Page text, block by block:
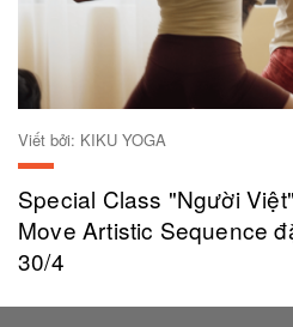
Viết bởi: KIKU YOGA
Special Class "Người
Move Artistic Sequence
30/4